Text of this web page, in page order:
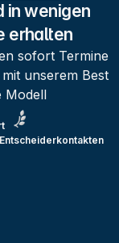
in wenigen
erhalten
sofort Termine
unserem Best
Modell
Entscheiderkontakten